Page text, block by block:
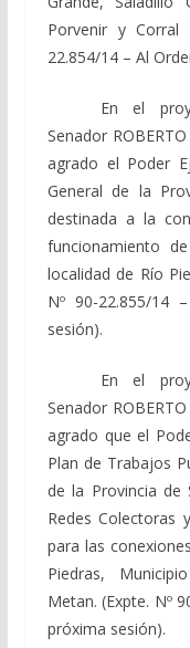
Porvenir y
22.854/14 – Al
En el
Senador
agrado el Poder
General de la
destinada a la
funcionamiento
localidad de Río
Nº 90-22.855/14
sesión).
En el
Senador
agrado que el
Plan de Trabajos
de la Provincia de
Redes Colectoras
para las
Piedras,
Metan. (Expte. Nº
próxima sesión).